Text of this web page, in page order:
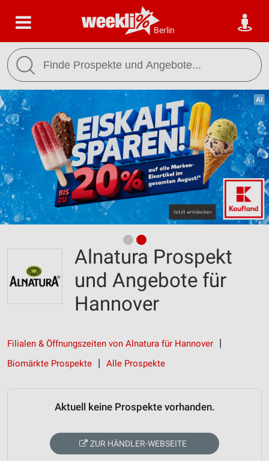
Berlin
Alnatura Prospekt
und Angebote für
Hannover
Filialen & Öffnungszeiten von Alnatura für Hannover
Biomärkte Prospekte
Alle Prospekte
Aktuell keine Prospekte vorhanden.
ZUR HÄNDLER-WEBSEITE